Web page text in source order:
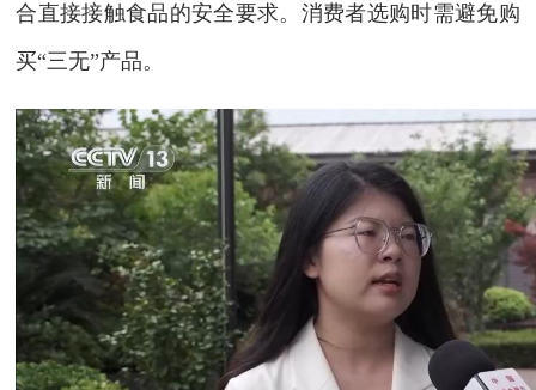
合直接接触食品的安全要求。消费者选购时需避免购
买“三无”产品。